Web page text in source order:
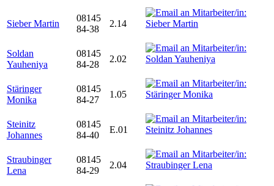
Sieber Martin
08145
84-38
2.14
Soldan
Yauheniya
08145
84-28
2.02
Stäringer
Monika
08145
84-27
1.05
Steinitz
Johannes
08145
84-40
E.01
Straubinger
Lena
08145
84-29
2.04